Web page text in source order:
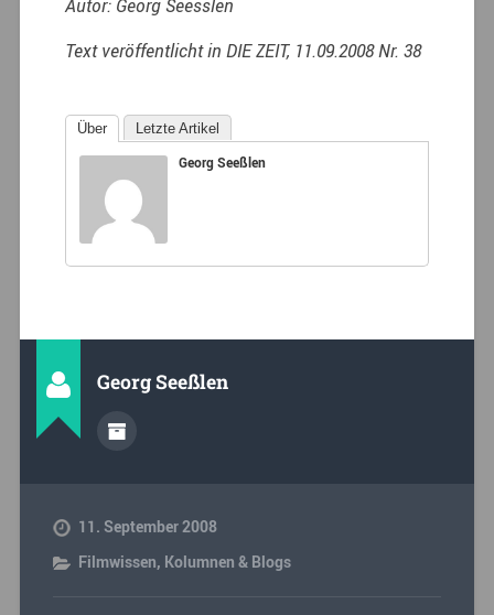
Autor: Georg Seesslen
Text veröffentlicht in DIE ZEIT, 11.09.2008 Nr. 38
Über Letzte Artikel
Georg Seeßlen
Georg Seeßlen
11. September 2008
Filmwissen, Kolumnen & Blogs